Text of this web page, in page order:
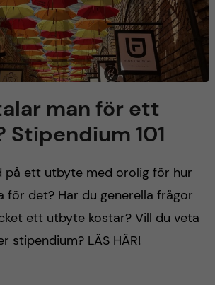
man för ett
Stipendium 101
på ett utbyte med orolig för hur
för det? Har du generella frågor
ett utbyte kostar? Vill du veta
stipendium? LÄS HÄR!